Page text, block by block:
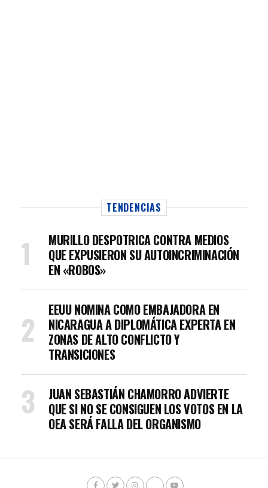
TENDENCIAS
MURILLO DESPOTRICA CONTRA MEDIOS
QUE EXPUSIERON SU AUTOINCRIMINACIÓN
EN «ROBOS»
EEUU NOMINA COMO EMBAJADORA EN
NICARAGUA A DIPLOMÁTICA EXPERTA EN
ZONAS DE ALTO CONFLICTO Y
TRANSICIONES
JUAN SEBASTIÁN CHAMORRO ADVIERTE
QUE SI NO SE CONSIGUEN LOS VOTOS EN LA
OEA SERÁ FALLA DEL ORGANISMO